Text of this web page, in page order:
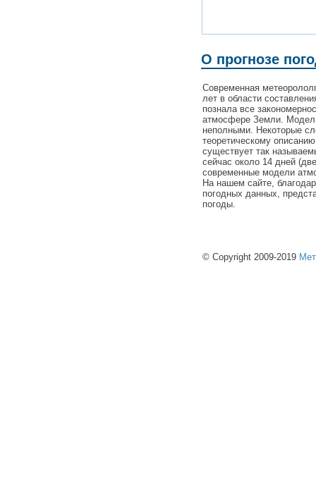
О прогнозе
Современная
лет в области
познала все
атмосфере Земли.
неполными. Некоторые
теоретическому
существует так
сейчас около 14 дней
современные модели
На нашем сайте,
погодных данных,
погоды.
© Copyright 2009-2019